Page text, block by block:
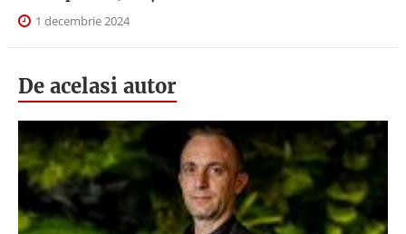
1 decembrie 2024
De acelasi autor